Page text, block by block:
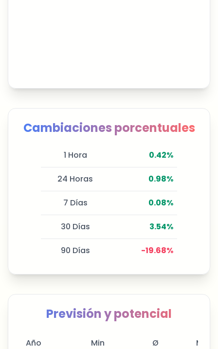
Cambiaciones porcentuales
1 Hora 0.42%
24 Horas 0.98%
7 Días 0.08%
30 Días 3.54%
90 Días -19.68%
Previsión y potencial
Año Min Ø
Máx